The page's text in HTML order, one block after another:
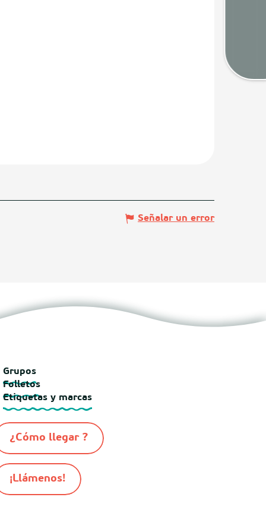
Señalar un error
Grupos
Folletos
Etiquetas y marcas
¿Cómo llegar ?
¡Llámenos!